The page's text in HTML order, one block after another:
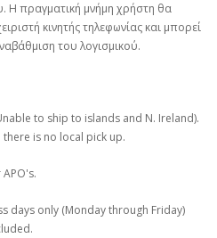
Η πραγματική μνήμη χρήστη θα
κινητής τηλεφωνίας και μπορεί
του λογισμικού.
to ship to islands and N. Ireland).
is no local pick up.
days only (Monday through Friday)